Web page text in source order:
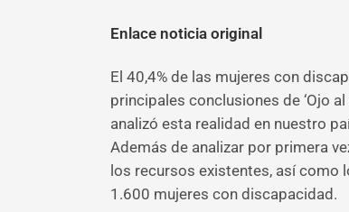
Enlace noticia original
El 40,4% de las mujeres con
principales conclusiones de ‘Ojo
analizó esta realidad en nuestro
Además de analizar por primera
los recursos existentes, así como
1.600 mujeres con discapacidad.